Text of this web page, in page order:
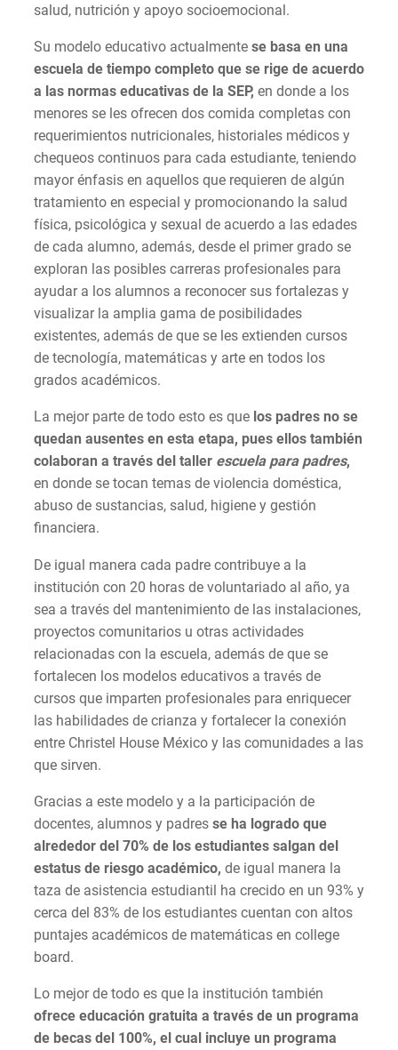
salud, nutrición y apoyo socioemocional.
Su modelo educativo actualmente se basa en una
escuela de tiempo completo que se rige de acuerdo
a las normas educativas de la SEP, en donde a los
menores se les ofrecen dos comida completas con
requerimientos nutricionales, historiales médicos y
chequeos continuos para cada estudiante, teniendo
mayor énfasis en aquellos que requieren de algún
tratamiento en especial y promocionando la salud
física, psicológica y sexual de acuerdo a las edades
de cada alumno, además, desde el primer grado se
exploran las posibles carreras profesionales para
ayudar a los alumnos a reconocer sus fortalezas y
visualizar la amplia gama de posibilidades
existentes, además de que se les extienden cursos
de tecnología, matemáticas y arte en todos los
grados académicos.
La mejor parte de todo esto es que los padres no se
quedan ausentes en esta etapa, pues ellos también
colaboran a través del taller escuela para padres,
en donde se tocan temas de violencia doméstica,
abuso de sustancias, salud, higiene y gestión
financiera.
De igual manera cada padre contribuye a la
institución con 20 horas de voluntariado al año, ya
sea a través del mantenimiento de las instalaciones,
proyectos comunitarios u otras actividades
relacionadas con la escuela, además de que se
fortalecen los modelos educativos a través de
cursos que imparten profesionales para enriquecer
las habilidades de crianza y fortalecer la conexión
entre Christel House México y las comunidades a las
que sirven.
Gracias a este modelo y a la participación de
docentes, alumnos y padres se ha logrado que
alrededor del 70% de los estudiantes salgan del
estatus de riesgo académico, de igual manera la
taza de asistencia estudiantil ha crecido en un 93% y
cerca del 83% de los estudiantes cuentan con altos
puntajes académicos de matemáticas en college
board.
Lo mejor de todo es que la institución también
ofrece educación gratuita a través de un programa
de becas del 100%, el cual incluye un programa